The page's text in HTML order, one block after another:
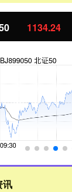
1134.24
讯